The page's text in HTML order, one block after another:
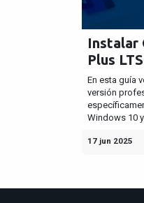
Instalar
Plus
En esta guía
versión
Windows 10
17 jun 2025